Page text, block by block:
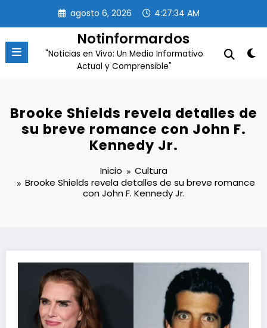
contenido
agosto 6, 2026 4:27:34 AM
Notinformardos
"Noticias en Vivo: Un Medio Informativo
Actual y Comprensible"
Brooke Shields revela detalles de
su breve romance con John F.
Kennedy Jr.
Inicio
Cultura
Brooke Shields revela detalles de su breve romance
con John F. Kennedy Jr.